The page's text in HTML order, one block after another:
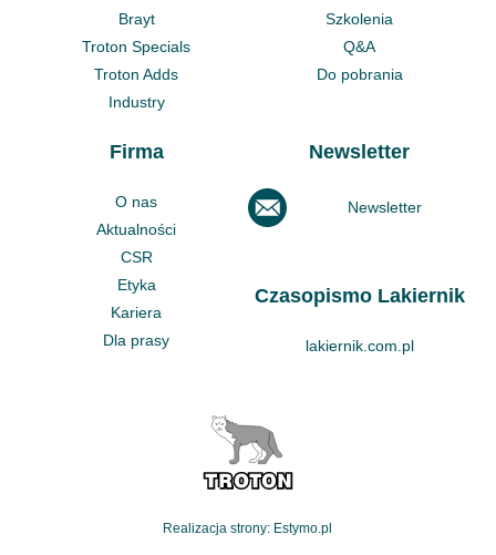
Brayt
Troton Specials
Troton Adds
Industry
Szkolenia
Q&A
Do pobrania
Firma
O nas
Aktualności
CSR
Etyka
Kariera
Dla prasy
Newsletter
Newsletter
Czasopismo Lakiernik
lakiernik.com.pl
Realizacja strony: Estymo.pl